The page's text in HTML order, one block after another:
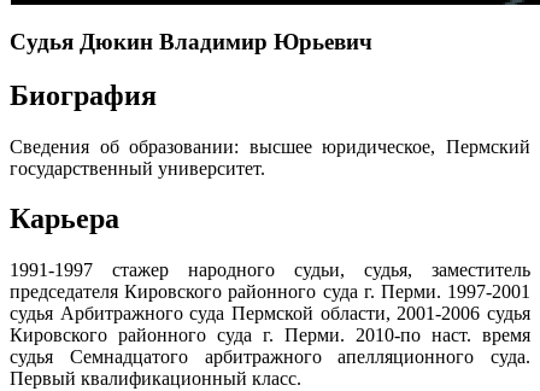
Судья Дюкин Владимир Юрьевич
Биография
Сведения об образовании: высшее юридическое, Пермский
государственный университет.
Карьера
1991-1997 стажер народного судьи, судья, заместитель
председателя Кировского районного суда г. Перми. 1997-2001
судья Арбитражного суда Пермской области, 2001-2006 судья
Кировского районного суда г. Перми. 2010-по наст. время
судья Семнадцатого арбитражного апелляционного суда.
Первый квалификационный класс.